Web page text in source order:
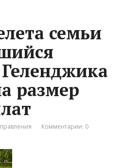
семьи
размер
Комментарии: 0